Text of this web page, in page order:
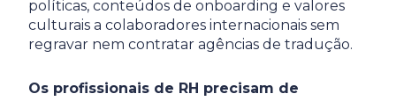
políticas, conteúdos de onboarding e valores
culturais a colaboradores internacionais sem
regravar nem contratar agências de tradução.
Os profissionais de RH precisam de